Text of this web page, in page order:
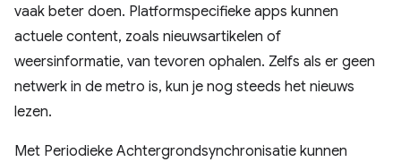
vaak beter doen. Platformspecifieke apps kunnen
actuele content, zoals nieuwsartikelen of
weersinformatie, van tevoren ophalen. Zelfs als er geen
netwerk in de metro is, kun je nog steeds het nieuws
lezen.
Met Periodieke Achtergrondsynchronisatie kunnen